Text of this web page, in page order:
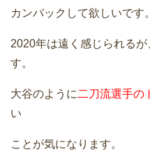
カンバックして欲しいです。
2020年は遠く感じられる
す。
大谷のように 二刀流選手の
い
ことが気になります。